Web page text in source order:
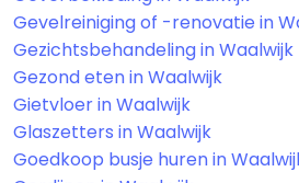
Gevelreiniging of -renovatie in
Gezichtsbehandeling in Waalwijk
Gezond eten in Waalwijk
Gietvloer in Waalwijk
Glaszetters in Waalwijk
Goedkoop busje huren in